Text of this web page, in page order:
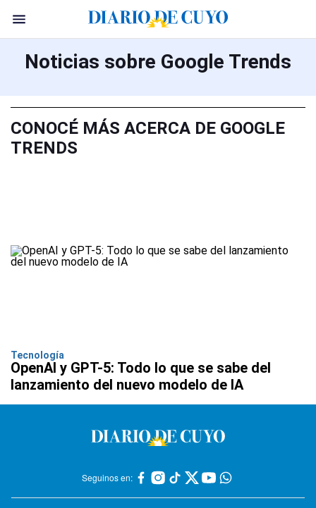
Noticias sobre Google Trends
CONOCÉ MÁS ACERCA DE GOOGLE
TRENDS
Tecnología
OpenAI y GPT-5: Todo lo que se sabe del
lanzamiento del nuevo modelo de IA
Seguinos en: